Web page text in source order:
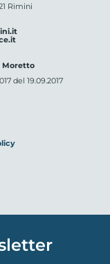
Rimini
Moretto
del 19.09.2017